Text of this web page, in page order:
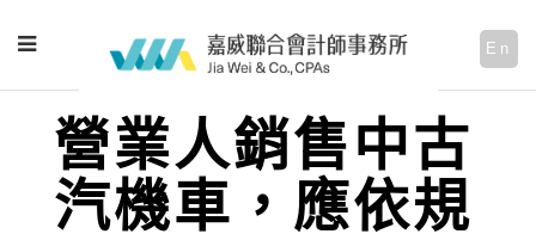
En
營業人銷售中古
汽機車，應依規